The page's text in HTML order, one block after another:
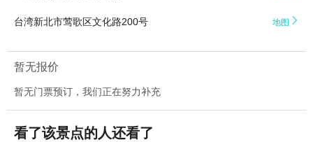
台湾新北市莺歌区文化路200号 地图 
暂无报价
暂无门票预订，我们正在努力补充
看了该景点的人还看了